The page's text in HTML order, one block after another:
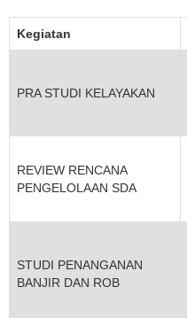
Kegiatan
PRA STUDI KELAYAKAN
REVIEW RENCANA
PENGELOLAAN SDA
STUDI PENANGANAN
BANJIR DAN ROB